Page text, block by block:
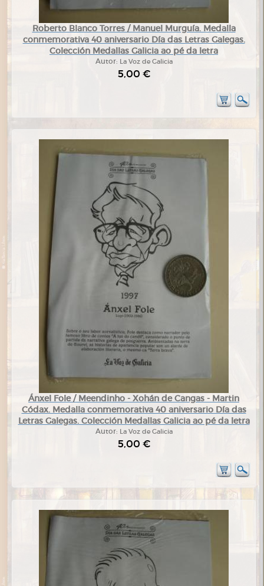
Roberto Blanco Torres / Manuel Murguía. Medalla
conmemorativa 40 aniversario Día das Letras Galegas.
Colección Medallas Galicia ao pé da letra
Autor: La Voz de Galicia
5,00 €
Ánxel Fole / Meendinho - Xohán de Cangas - Martin
Códax. Medalla conmemorativa 40 aniversario Día das
Letras Galegas. Colección Medallas Galicia ao pé da letra
Autor: La Voz de Galicia
5,00 €